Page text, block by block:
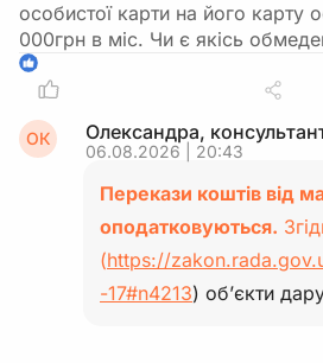
особистої карти на його карту
000грн в міс. Чи є якісь
1
ОК Олександра,
06.08.2026 | 20:43
Перекази коштів від
оподатковуються.
(https://
-17#n4213) об’єкти